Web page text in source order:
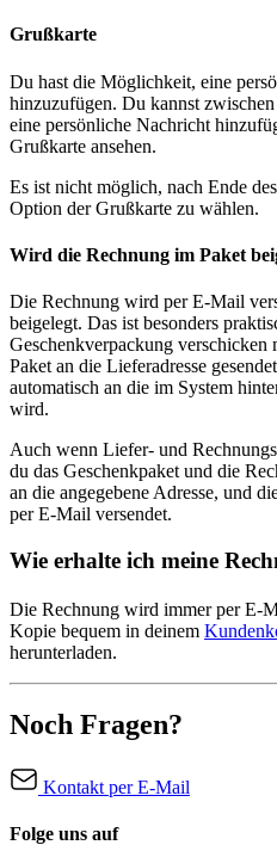
Grußkarte
Du hast die Möglichkeit, eine
hinzuzufügen. Du kannst
eine persönliche Nachricht
Grußkarte ansehen.
Es ist nicht möglich, nach Ende
Option der Grußkarte zu wählen.
Wird die Rechnung im Paket
Die Rechnung wird per E-Mail
beigelegt. Das ist besonders
Geschenkverpackung
Paket an die Lieferadresse
automatisch an die im System
wird.
Auch wenn Liefer- und
du das Geschenkpaket und die
an die angegebene Adresse, und
per E-Mail versendet.
Wie erhalte ich meine
Die Rechnung wird immer per E-
Kopie bequem in deinem
herunterladen.
Noch Fragen?
Kontakt per E-Mail
Folge uns auf